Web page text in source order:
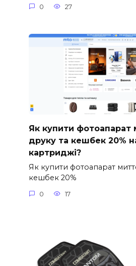
0 27
Як купити фотоапарат
друку та кешбек 20%
картриджі?
Як купити фотоапарат
кешбек 20%
0 17